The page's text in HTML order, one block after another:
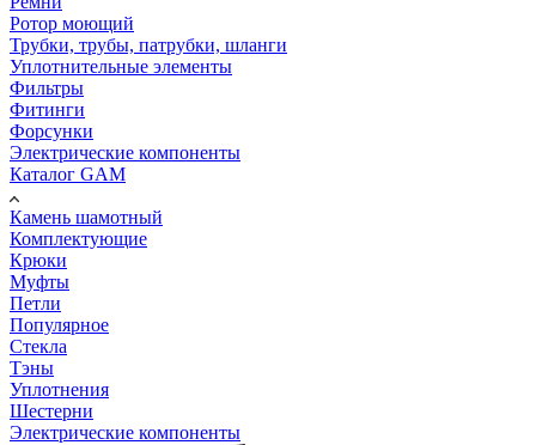
Ротор моющий
Трубки, трубы, патрубки, шланги
Уплотнительные элементы
Фильтры
Фитинги
Форсунки
Электрические компоненты
Каталог GAM
Камень шамотный
Комплектующие
Крюки
Муфты
Петли
Популярное
Стекла
Тэны
Уплотнения
Шестерни
Электрические компоненты